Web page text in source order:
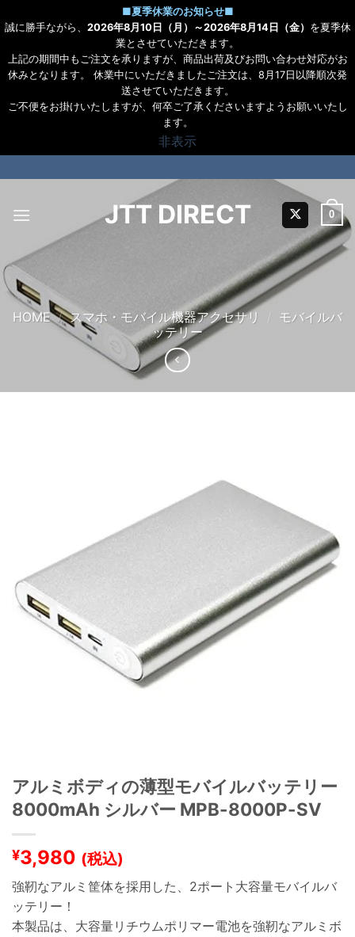
■夏季休業のお知らせ■
誠に勝手ながら、 2026年8月10日（月）～2026年8月14日（金） を夏季休
業とさせていただきます。
上記の期間中もご注文を承りますが、商品出荷及びお問い合わせ対応がお
休みとなります。 休業中にいただきましたご注文は、8月17日以降順次発
送させていただきます。
ご不便をお掛けいたしますが、何卒ご了承くださいますようお願いいたし
ます。
非表示
to
JTT DIRECT 0
HOME / スマホ・モバイル機器アクセサリ / モバイルバ
ッテリー
アルミボディの薄型モバイルバッテリー
8000mAh シルバー MPB-8000P-SV
¥3,980 (税込)
強靭なアルミ筐体を採用した、2ポート大容量モバイルバ
ッテリー！
本製品は、大容量リチウムポリマー電池を強靭なアルミボ